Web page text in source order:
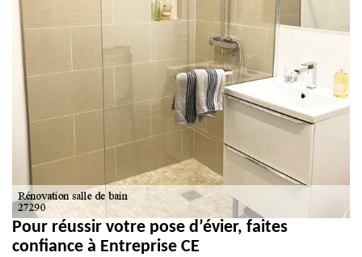
Pour réussir votre pose d’évier, faites
confiance à Entreprise CE